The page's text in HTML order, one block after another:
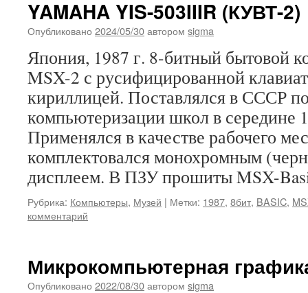
YAMAHA YIS-503IIIR (КУВТ-2)
Опубликовано 2024/05/30автором sigma
Япония, 1987 г. 8-битный бытовой
MSX-2 с русифицированной
кириллицей. Поставлялся в СССР
компьютеризации школ в середине
Применялся в качестве рабочего
комплектовался монохромным
дисплеем. В ПЗУ прошиты MSX-
Рубрика: Компьютеры, Музей | Метки: 1987, 8бит, BASIC,
комментарий
Микрокомпьютерная
Опубликовано 2022/08/30автором sigma